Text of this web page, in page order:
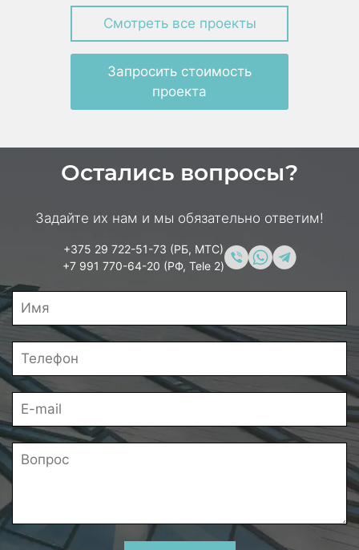
Смотреть все проекты
Запросить стоимость
проекта
Остались вопросы?
Задайте их нам и мы обязательно ответим!
+375 29 722-51-73 (РБ, МТС)
+7 991 770-64-20 (РФ, Tele 2)